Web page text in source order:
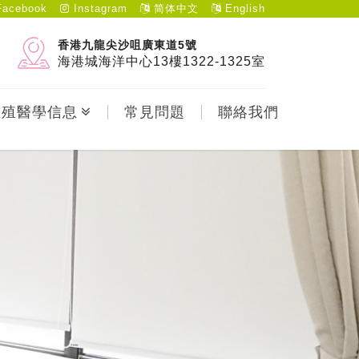
Instagram 简体中文 English
香港九龍尖沙咀廣東道5號
海港城海洋中心13樓1322-1325室
醫學信息 常見問題 聯絡我們